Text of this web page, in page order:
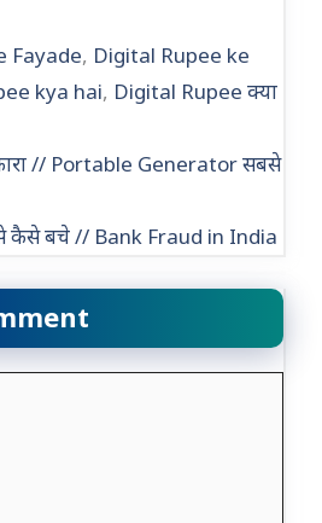
Fayade, Digital Rupee ke
kya hai, Digital Rupee क्या
// Portable Generator सबसे
कैसे बचे // Bank Fraud in India